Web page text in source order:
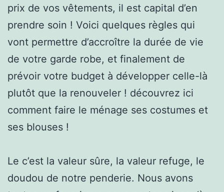
prix de vos vêtements, il est capital d’en
prendre soin ! Voici quelques règles qui
vont permettre d’accroître la durée de vie
de votre garde robe, et finalement de
prévoir votre budget à développer celle-là
plutôt que la renouveler ! découvrez ici
comment faire le ménage ses costumes et
ses blouses !
Le c’est la valeur sûre, la valeur refuge, le
doudou de notre penderie. Nous avons